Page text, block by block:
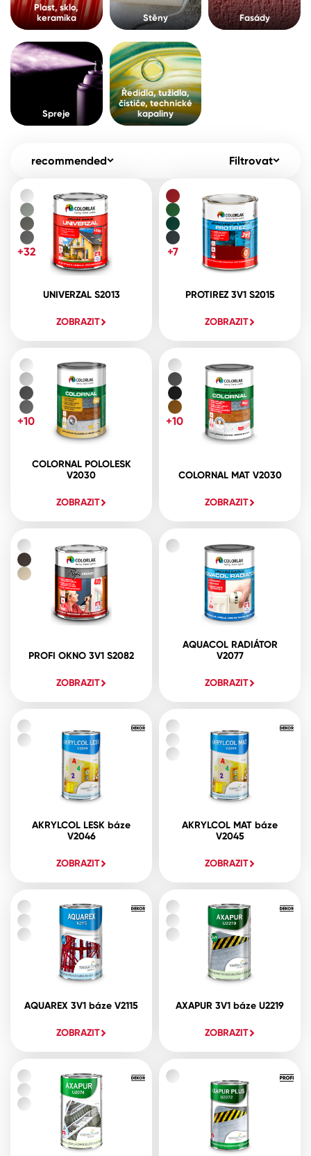
Pro akcionáře O společnosti
Kontakty
+420 800 145 555
Slovensko Polsko
Spreje
Ředidla, tužidla, čističe, technické
kapaliny
Plast, sklo,
keramika
Stěny Fasády
Spreje
Ředidla, tužidla,
čističe, technické
kapaliny
recommended Filtrovat
UNIVERZAL S2013
ZOBRAZIT
+32
PROTIREZ 3V1 S2015
ZOBRAZIT
+7
COLORNAL POLOLESK
V2030
ZOBRAZIT
+10
COLORNAL MAT V2030
ZOBRAZIT
+10
PROFI OKNO 3V1 S2082
ZOBRAZIT
AQUACOL RADIÁTOR
V2077
ZOBRAZIT
AKRYLCOL LESK báze
V2046
ZOBRAZIT
AKRYLCOL MAT báze
V2045
ZOBRAZIT
AQUAREX 3V1 báze V2115
ZOBRAZIT
AXAPUR 3V1 báze U2219
ZOBRAZIT